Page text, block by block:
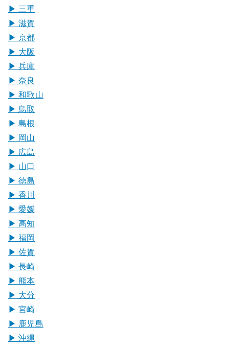
▶︎ 三重
▶︎ 滋賀
▶︎ 京都
▶︎ 大阪
▶︎ 兵庫
▶︎ 奈良
▶︎ 和歌山
▶︎ 鳥取
▶︎ 島根
▶︎ 岡山
▶︎ 広島
▶︎ 山口
▶︎ 徳島
▶︎ 香川
▶︎ 愛媛
▶︎ 高知
▶︎ 福岡
▶︎ 佐賀
▶︎ 長崎
▶︎ 熊本
▶︎ 大分
▶︎ 宮崎
▶︎ 鹿児島
▶︎ 沖縄